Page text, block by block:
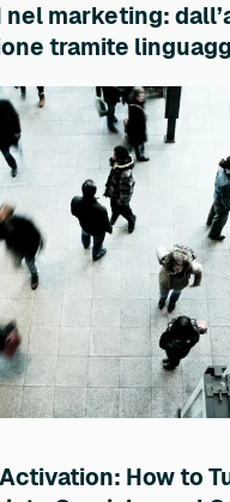
marketing:
tramite
How to